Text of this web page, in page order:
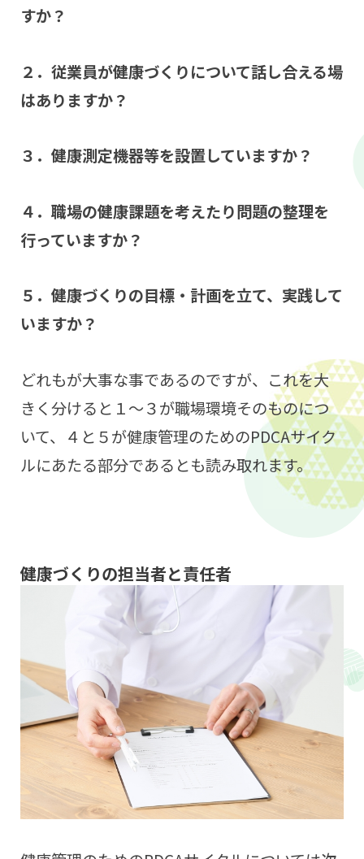
すか？
２．従業員が健康づくりについて話し合える場
はありますか？
３．健康測定機器等を設置していますか？
４．職場の健康課題を考えたり問題の整理を
行っていますか？
５．健康づくりの目標・計画を立て、実践して
いますか？
どれもが大事な事であるのですが、これを大
きく分けると１～３が職場環境そのものにつ
いて、４と５が健康管理のためのPDCAサイク
ルにあたる部分であるとも読み取れます。
健康づくりの担当者と責任者